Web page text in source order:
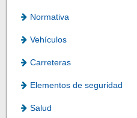
Normativa
Vehículos
Carreteras
Elementos de seguridad
Salud